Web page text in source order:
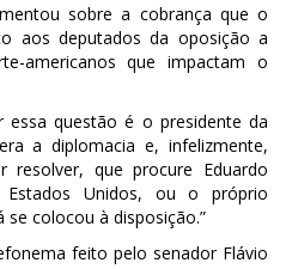
sobre a cobrança que o
aos deputados da oposição a
americanos que impactam o
essa questão é o presidente da
a diplomacia e, infelizmente,
resolver, que procure Eduardo
Unidos, ou o próprio
colocou à disposição.”
feito pelo senador Flávio